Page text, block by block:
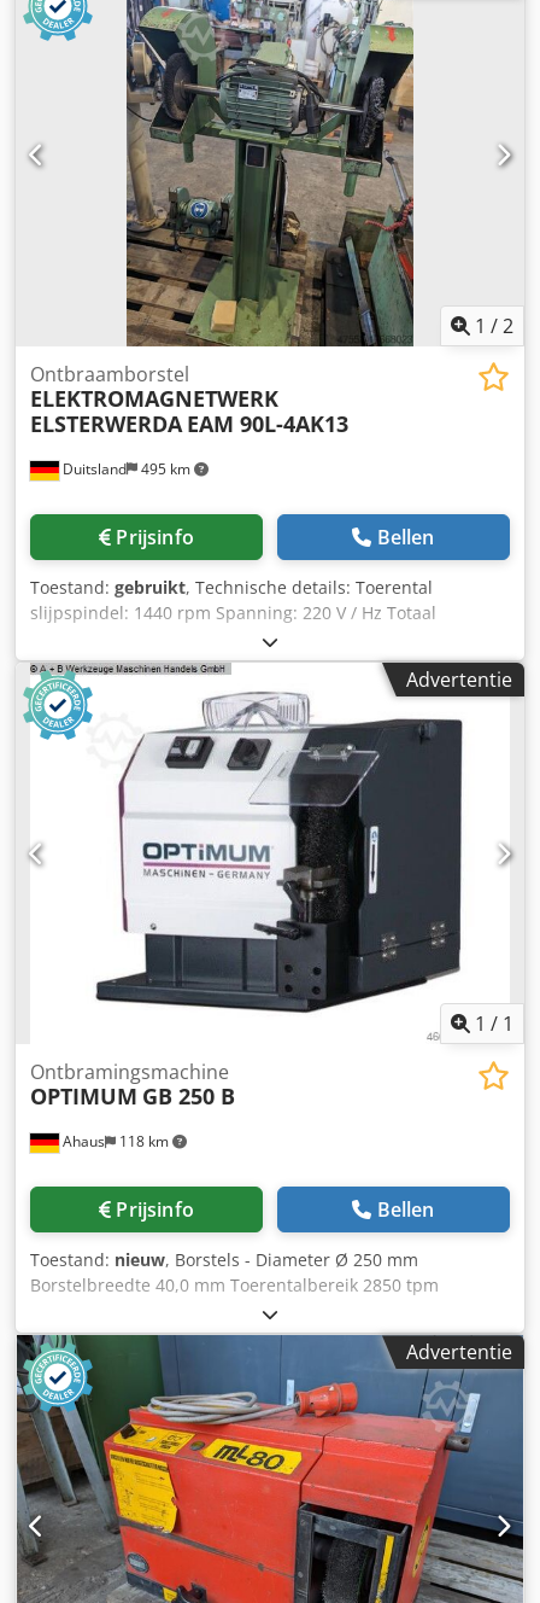
Nu Rno Adhja - met afblaasinrichting Accessoires: ca. 15
reserveborstels NIEUW .
1 /2
Duitsland 495 km
Ontbraamborstel
ELEKTROMAGNETWERK
ELSTERWERDA EAM 90L-4AK13
Prijsinfo Bellen
Toestand: gebruikt, Technische details: Toerental
slijpspindel: 1440 rpm Spanning: 220 V / Hz Totaal
benodigd vermogen: 1,1 kW Machinegewicht ca.: 75 kg
Benodigde ruimte ongeveer: L:0.4 x B:0.7 x H:1.15 m
Schuurblok/ontbramer staat op gelast profielstalen
onderstel met bodemplaat (400x400x5mm) -Draadborstels
Ø 200 x B: 25mm elk zijn links en rechts bevestigd -zonder
schuursteun -Beschermingsklasse IP44 -Bediening via
AAN/UIT schakelaar Codpou Ng S Dsfx Adheha *
Advertentie
1 / 1
Ahaus 118 km
Ontbramingsmachine
OPTIMUM GB 250 B
Prijsinfo Bellen
Toestand: nieuw, Borstels - Diameter Ø 250 mm
Borstelbreedte 40,0 mm Toerentalbereik 2850 tpm
Bedrijfsspanning 400 Volt Totale vermogensbehoefte 1,3 /
1,8 kW Machinegewicht ca. 36,0 kg Benodigde ruimte ca.
415 x 467 x 356 mm Uitrusting: - Afbramen van enkelstuks
en kleine series - Afbramen van getrokken ronde,
rechthoekige en vierkante buizen + vlak materiaal - Zware,
duurzame industriële uitvoering - Met onderhoudsvrije
motor - Lange levensduur en rustige loop door
gebalanceerde rotor - Met kwaliteitskogellagers - Legplank
voor veiligheidsbril Chodsxaamnopfx Adhsa - Incl. 1x
universele staalborstel draaddikte 0,35 mm -
Gebruiksaanwijzing
Advertentie